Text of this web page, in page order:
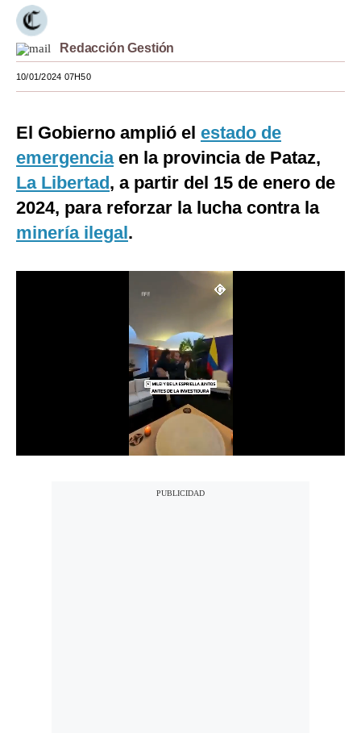
Viajes
Moda
Estilos
EEUU
España
Internacional
Tecnología
Redacción Gestión
10/01/2024 07H50
El Gobierno amplió el estado de
emergenciaen la provincia de Pataz,
La Libertad, a partir del 15 de enero de
2024, para reforzar la lucha contra la
minería ilegal.